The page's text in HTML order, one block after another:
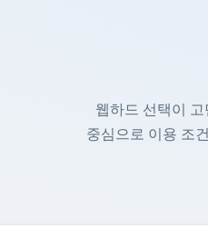
웹하드 선택이
중심으로 이용 조